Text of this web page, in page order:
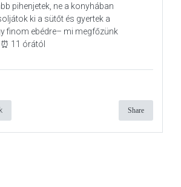
pihenjetek, ne a konyhában
ki a sütőt és gyertek a
finom ebédre– mi megfőzünk
11 órától
Share